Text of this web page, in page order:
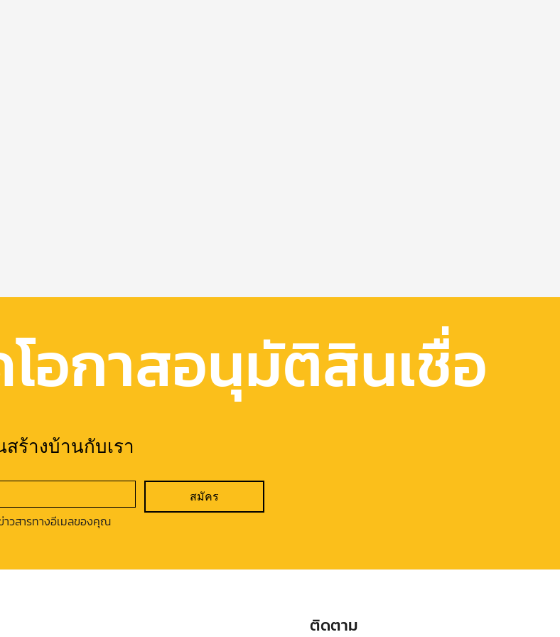
โอกาสอนุมัติสินเชื่อ
ร้างบ้านกับเรา
สมัคร
วสารทางอีเมลของคุณ
ติดตาม